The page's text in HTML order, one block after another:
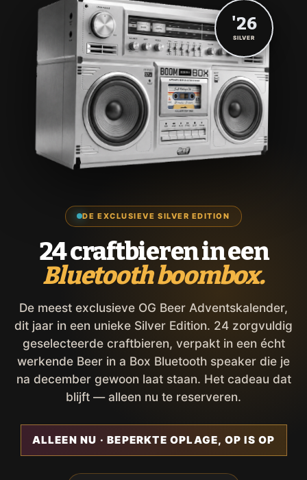
DE EXCLUSIEVE SILVER EDITION
24 craftbieren in een
Bluetooth boombox.
De meest exclusieve OG Beer Adventskalender,
dit jaar in een unieke Silver Edition. 24 zorgvuldig
geselecteerde craftbieren, verpakt in een écht
werkende Beer in a Box Bluetooth speaker die je
na december gewoon laat staan. Het cadeau dat
blijft — alleen nu te reserveren.
ALLEEN NU · BEPERKTE OPLAGE, OP IS OP
'26
SILVER